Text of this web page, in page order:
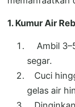
1. Kumur Air
Ambil
segar.
Cuci
gelas air